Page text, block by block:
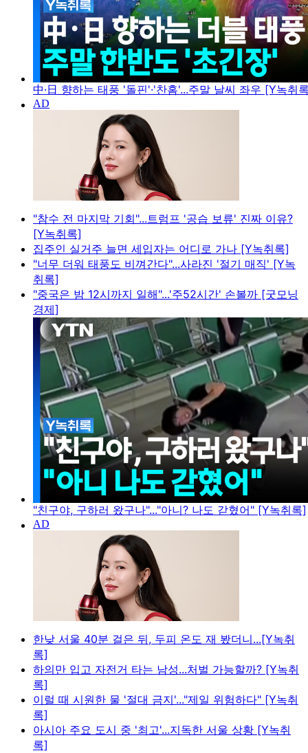
中·日 향하는 태풍 '돌핀'·'찬홈'...주말 날씨 좌우 [Y녹취
"참수 전 마지막 기회"...트럼프 '공습 보류' 진짜 이유?
[Y녹취록]
집주인 실거주 늘면 세입자는 어디로 가나 [Y녹취록]
"너무 더워 태풍도 비껴간다"...사라진 '절기 매직' [Y녹
취록]
"중국은 밤 12시까지 일해"...'주52시간' 손볼까 [굿모닝
경제]
"친구야, 구하러 왔구나"..."아니? 나도 갇혔어" [Y녹취록]
한낮 서울 40분 걸은 뒤, 두피 온도 재 봤더니...[Y녹취
록]
하의만 입고 자전거 타는 남성...처벌 가능할까? [Y녹취
록]
이럴 때 시원한 물 '절대 금지'..."제일 위험하다" [Y녹취
록]
아시아 주요 도시 중 '최고'...지독한 서울 상황 [Y녹취
록]